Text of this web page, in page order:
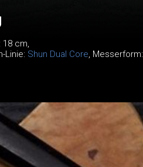
18 cm,
Linie: Shun Dual Core, Messerform: